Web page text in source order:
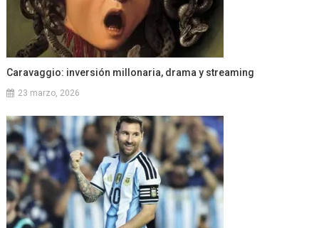
Caravaggio: inversión millonaria, drama y streaming
23 marzo, 2026